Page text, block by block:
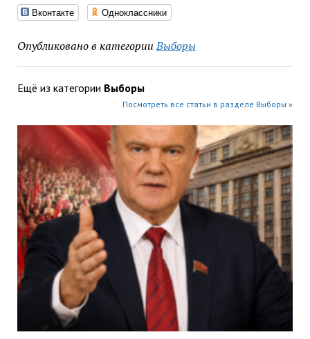
Вконтакте Одноклассники
Опубликовано в категории Выборы
Ещё из категории Выборы
Посмотреть все статьи в разделе Выборы »